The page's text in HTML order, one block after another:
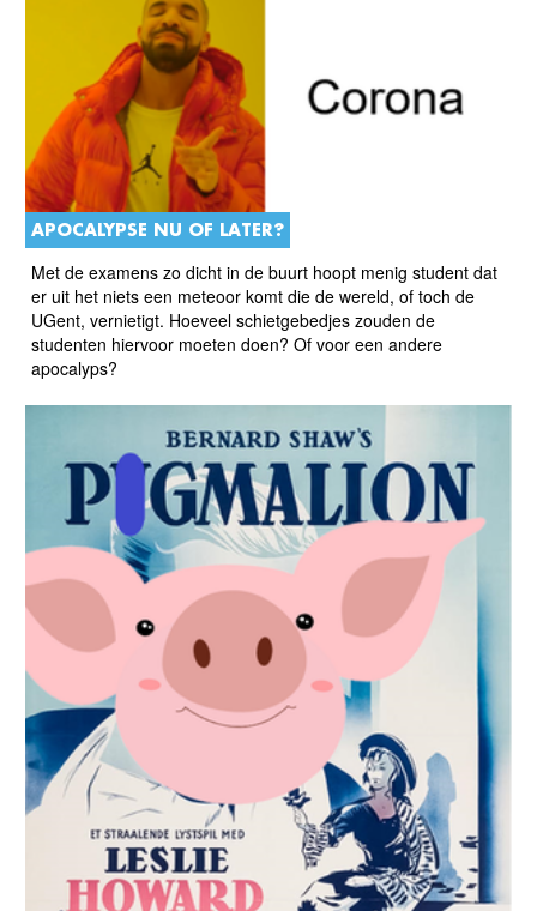
APOCALYPSE NU OF LATER?
Met de examens zo dicht in de buurt hoopt menig student dat
er uit het niets een meteoor komt die de wereld, of toch de
UGent, vernietigt. Hoeveel schietgebedjes zouden de
studenten hiervoor moeten doen? Of voor een andere
apocalyps?